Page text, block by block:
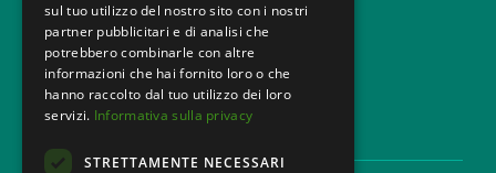
Areas of expertise
Industries
Law firm
Contacts
sul tuo utilizzo del nostro sito con i nostri
partner pubblicitari e di analisi che
potrebbero combinarle con altre
informazioni che hai fornito loro o che
hanno raccolto dal tuo utilizzo dei loro
servizi. Informativa sulla privacy
STRETTAMENTE NECESSARI